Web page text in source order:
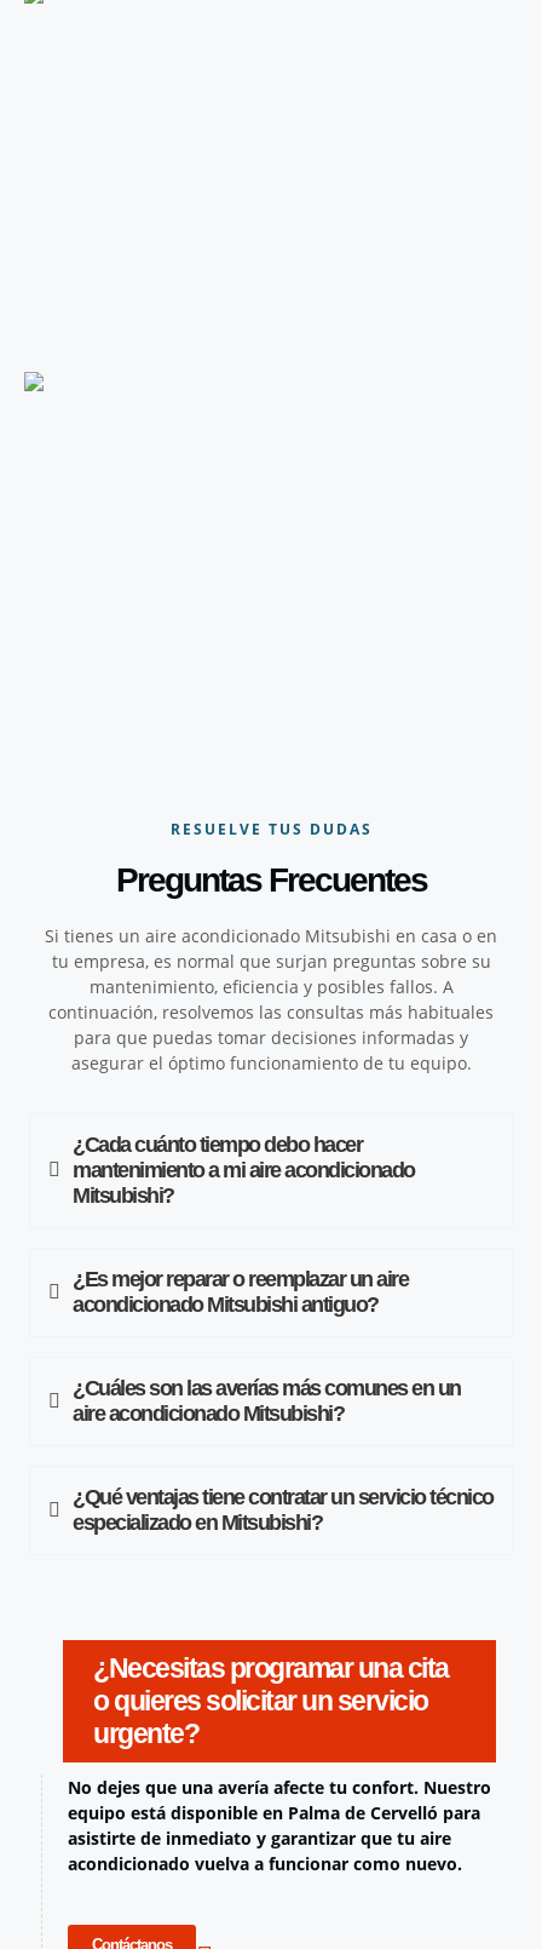
RESUELVE TUS DUDAS
Preguntas Frecuentes
Si tienes un aire acondicionado Mitsubishi en casa o en
tu empresa, es normal que surjan preguntas sobre su
mantenimiento, eficiencia y posibles fallos. A
continuación, resolvemos las consultas más habituales
para que puedas tomar decisiones informadas y
asegurar el óptimo funcionamiento de tu equipo.
¿Cada cuánto tiempo debo hacer
mantenimiento a mi aire acondicionado
Mitsubishi?
¿Es mejor reparar o reemplazar un aire
acondicionado Mitsubishi antiguo?
¿Cuáles son las averías más comunes en un
aire acondicionado Mitsubishi?
¿Qué ventajas tiene contratar un servicio técnico
especializado en Mitsubishi?
¿Necesitas programar una cita
o quieres solicitar un servicio
urgente?
No dejes que una avería afecte tu confort. Nuestro
equipo está disponible en Palma de Cervelló para
asistirte de inmediato y garantizar que tu aire
acondicionado vuelva a funcionar como nuevo.
Contáctanos